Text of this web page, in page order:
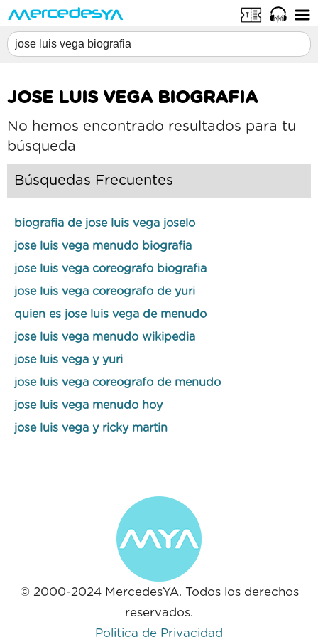
JOSE LUIS VEGA BIOGRAFIA
No hemos encontrado resultados para tu
búsqueda
Búsquedas Frecuentes
biografia de jose luis vega joselo
jose luis vega menudo biografia
jose luis vega coreografo biografia
jose luis vega coreografo de yuri
quien es jose luis vega de menudo
jose luis vega menudo wikipedia
jose luis vega y yuri
jose luis vega coreografo de menudo
jose luis vega menudo hoy
jose luis vega y ricky martin
© 2000-2024 MercedesYA. Todos los derechos
reservados.
Politica de Privacidad